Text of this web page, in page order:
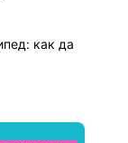
как да